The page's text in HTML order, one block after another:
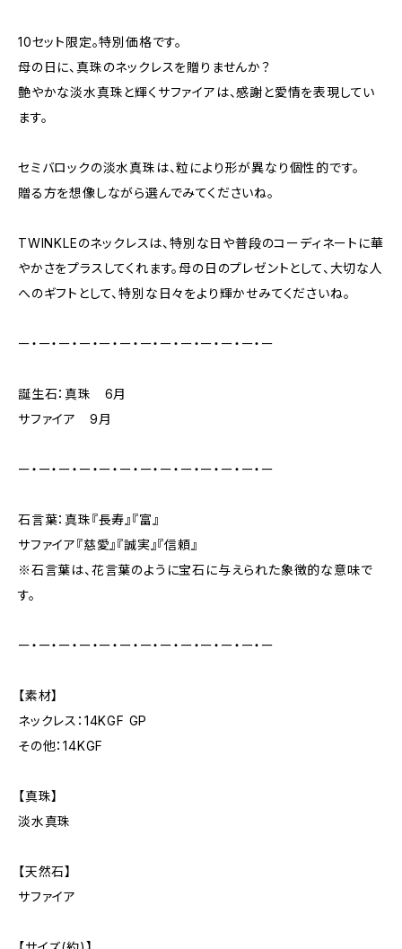
10セット限定。特別価格です。
母の日に、真珠のネックレスを贈りませんか？
艶やかな淡水真珠と輝くサファイアは、感謝と愛情を表現してい
ます。
セミバロックの淡水真珠は、粒により形が異なり個性的です。
贈る方を想像しながら選んでみてくださいね。
TWINKLEのネックレスは、特別な日や普段のコーディネートに華
やかさをプラスしてくれます。母の日のプレゼントとして、大切な人
へのギフトとして、特別な日々をより輝かせみてくださいね。
ー・ー・ー・ー・ー・ー・ー・ー・ー・ー・ー・ー・ー
誕生石：真珠 6月
サファイア 9月
ー・ー・ー・ー・ー・ー・ー・ー・ー・ー・ー・ー・ー
石言葉：真珠『長寿』『富』
サファイア『慈愛』『誠実』『信頼』
※石言葉は、花言葉のように宝石に与えられた象徴的な意味で
す。
ー・ー・ー・ー・ー・ー・ー・ー・ー・ー・ー・ー・ー
【素材】
ネックレス：14KGF GP
その他：14KGF
【真珠】
淡水真珠
【天然石】
サファイア